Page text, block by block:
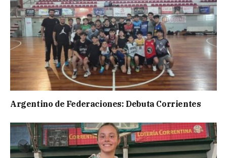
Argentino de Federaciones: Debuta Corrientes